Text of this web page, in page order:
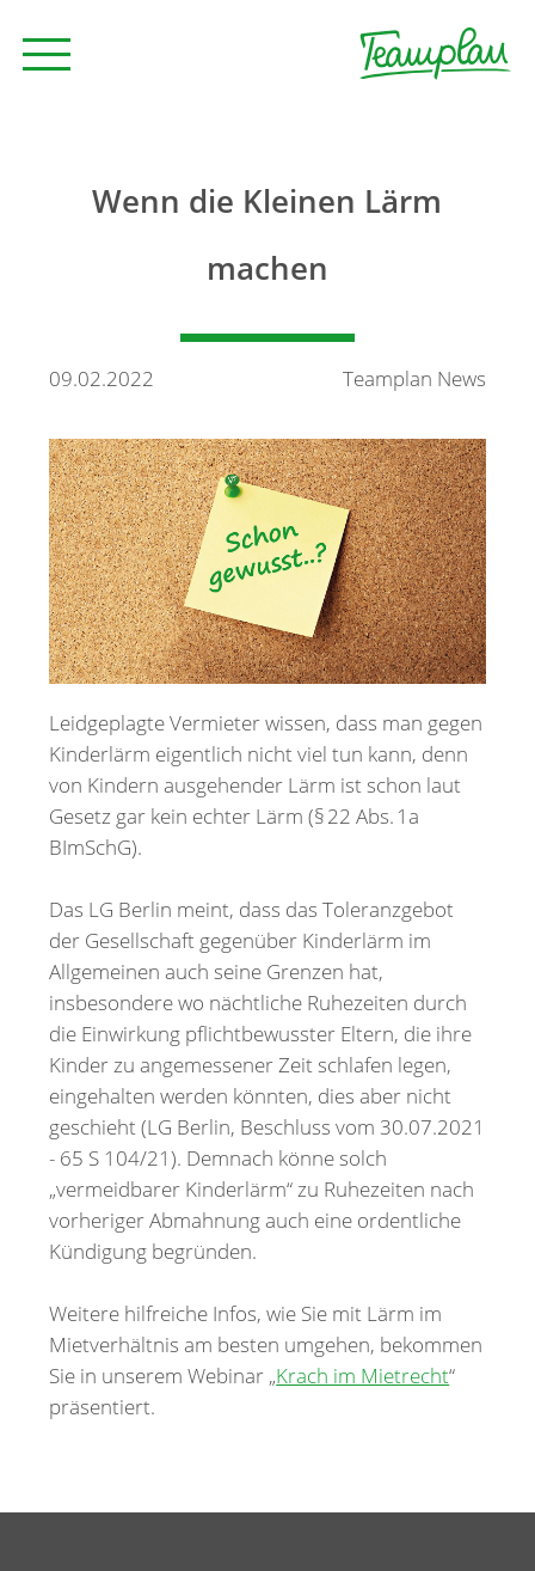
Kontakt
Merkzettel
Newsletter
Wenn die Kleinen Lärm
machen
09.02.2022 Teamplan News
Leidgeplagte Vermieter wissen, dass man gegen
Kinderlärm eigentlich nicht viel tun kann, denn
von Kindern ausgehender Lärm ist schon laut
Gesetz gar kein echter Lärm (§ 22 Abs. 1a
BImSchG).
Das LG Berlin meint, dass das Toleranzgebot
der Gesellschaft gegenüber Kinderlärm im
Allgemeinen auch seine Grenzen hat,
insbesondere wo nächtliche Ruhezeiten durch
die Einwirkung pflichtbewusster Eltern, die ihre
Kinder zu angemessener Zeit schlafen legen,
eingehalten werden könnten, dies aber nicht
geschieht (LG Berlin, Beschluss vom 30.07.2021
- 65 S 104/21). Demnach könne solch
„vermeidbarer Kinderlärm“ zu Ruhezeiten nach
vorheriger Abmahnung auch eine ordentliche
Kündigung begründen.
Weitere hilfreiche Infos, wie Sie mit Lärm im
Mietverhältnis am besten umgehen, bekommen
Sie in unserem Webinar „Krach im Mietrecht“
präsentiert.